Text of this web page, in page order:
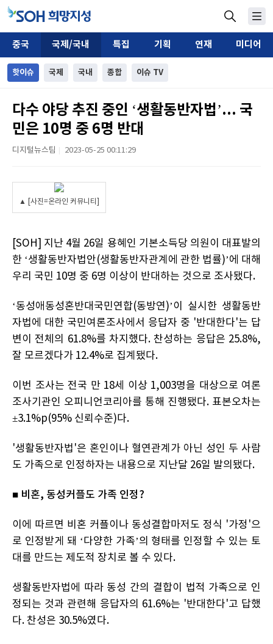
중국 국제/국내 특집 기획 연재 미디어
핫이슈 국제 국내 종합 이슈 TV
다수 야당 추진 중인 ‘생활동반자법’... 국
민은 10명 중 6명 반대
디지털뉴스팀 2023-05-25 00:11:29
▲ [사진=온라인 커뮤니티]
[SOH] 지난 4월 26일 용혜인 기본소득당 의원이 대표발의
한 ‘생활동반자법안(생활동반자관계에 관한 법률)’에 대해
우리 국민 10명 중 6명 이상이 반대하는 것으로 조사됐다.
‘동성애동성혼반대국민연합(동방연)’이 실시한 생활동반
자법에 대한 국민여론조사에서 응답자 중 '반대한다'는 답
변이 전체의 61.8%를 차지했다. 찬성하는 응답은 25.8%,
잘 모르겠다가 12.4%로 집계됐다.
이번 조사는 전국 만 18세 이상 1,003명을 대상으로 여론
조사기관인 오피니언코리아를 통해 진행됐다. 표본오차는
±3.1%p(95% 신뢰수준)다.
'생활동반자법'은 혼인이나 혈연관계가 아닌 성인 두 사람
도 가족으로 인정하자는 내용으로 지난달 26일 발의됐다.
■ 비혼, 동성커플도 가족 인정?
이에 따르면 비혼 커플이나 동성결합마저도 정식 '가정'으
로 인정받게 돼 ‘다양한 가족’의 형태를 인정할 수 있는 토
대를 만드는 제도적 장치로 볼 수 있다.
생활동반자법에 따라 동성 간의 결합이 법적 가족으로 인
정되는 것과 관련해 응답자의 61.6%는 '반대한다'고 답했
다. 찬성은 30.5%였다.